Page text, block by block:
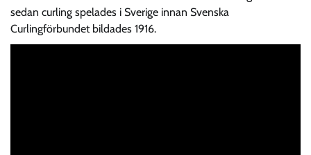
sedan curling spelades i Sverige innan Svenska
Curlingförbundet bildades 1916.